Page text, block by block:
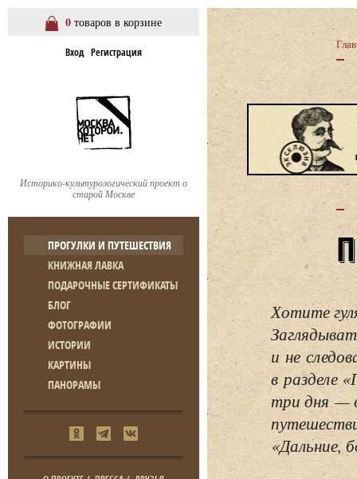
0 товаров в корзине
Вход Регистрация
Историко-культурологический проект о
старой Москве
ПРОГУЛКИ И ПУТЕШЕСТВИЯ
КНИЖНАЯ ЛАВКА
ПОДАРОЧНЫЕ СЕРТИФИКАТЫ
БЛОГ
ФОТОГРАФИИ
ИСТОРИИ
КАРТИНЫ
ПАНОРАМЫ
Хотите
и не
в разделе
три дня —
«Дальние,